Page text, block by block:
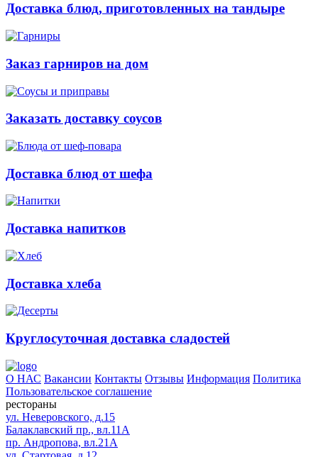
Доставка блюд, приготовленных на тандыре
Заказ гарниров на дом
Заказать доставку соусов
Доставка блюд от шефа
Доставка напитков
Доставка хлеба
Круглосуточная доставка сладостей
О НАС Вакансии Контакты Отзывы Информация Политика
Пользовательское соглашение
рестораны
ул. Неверовского, д.15
Балаклавский пр., вл.11А
пр. Андропова, вл.21А